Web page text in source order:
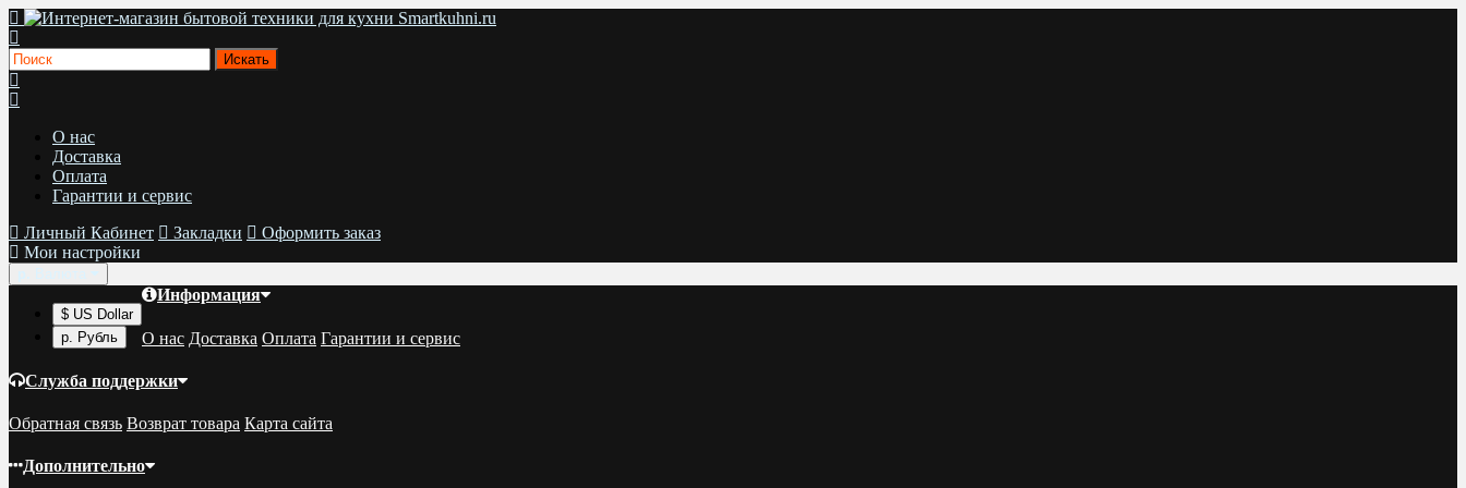
О нас
Доставка
Оплата
Гарантии и сервис
Личный Кабинет
Закладки
Оформить заказ
Мои настройки
$ US Dollar
р. Рубль
Информация
О нас Доставка Оплата Гарантии и сервис
Служба поддержки
Обратная связь Возврат товара Карта сайта
Дополнительно